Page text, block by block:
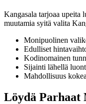
Kangasala tarjoaa
muutamia syitä valita
Monipuolinen
Edulliset
Kodinomainen
Sijainti lähellä
Mahdollisuus
Löydä Parhaat